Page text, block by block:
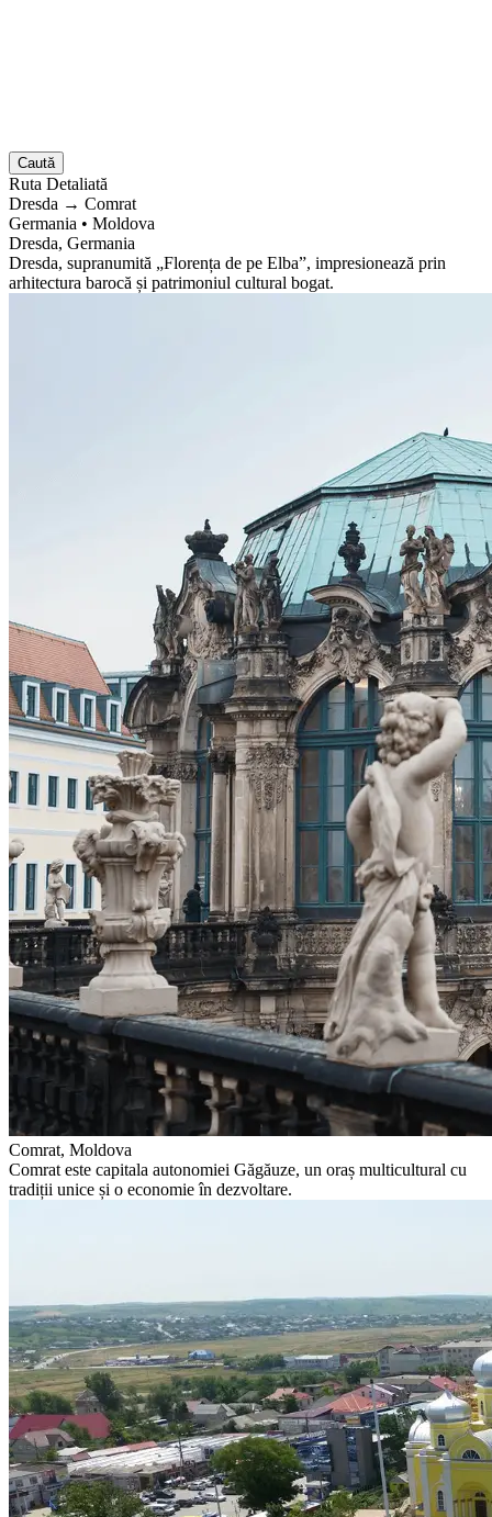
Caută
Ruta Detaliată
Dresda → Comrat
Germania • Moldova
Dresda, Germania
Dresda, supranumită „Florența de pe Elba”, impresionează prin
arhitectura barocă și patrimoniul cultural bogat.
Comrat, Moldova
Comrat este capitala autonomiei Găgăuze, un oraș multicultural cu
tradiții unice și o economie în dezvoltare.